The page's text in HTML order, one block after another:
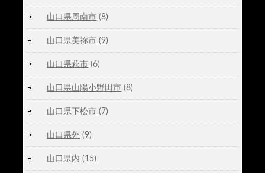
山口県周南市 (8)
山口県美祢市 (9)
山口県萩市 (6)
山口県山陽小野田市 (8)
山口県下松市 (7)
山口県外 (9)
山口県内 (15)